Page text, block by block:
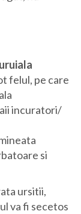
uruiala
felul, pe care
incuratori/
si
ursitii,
va fi secetos